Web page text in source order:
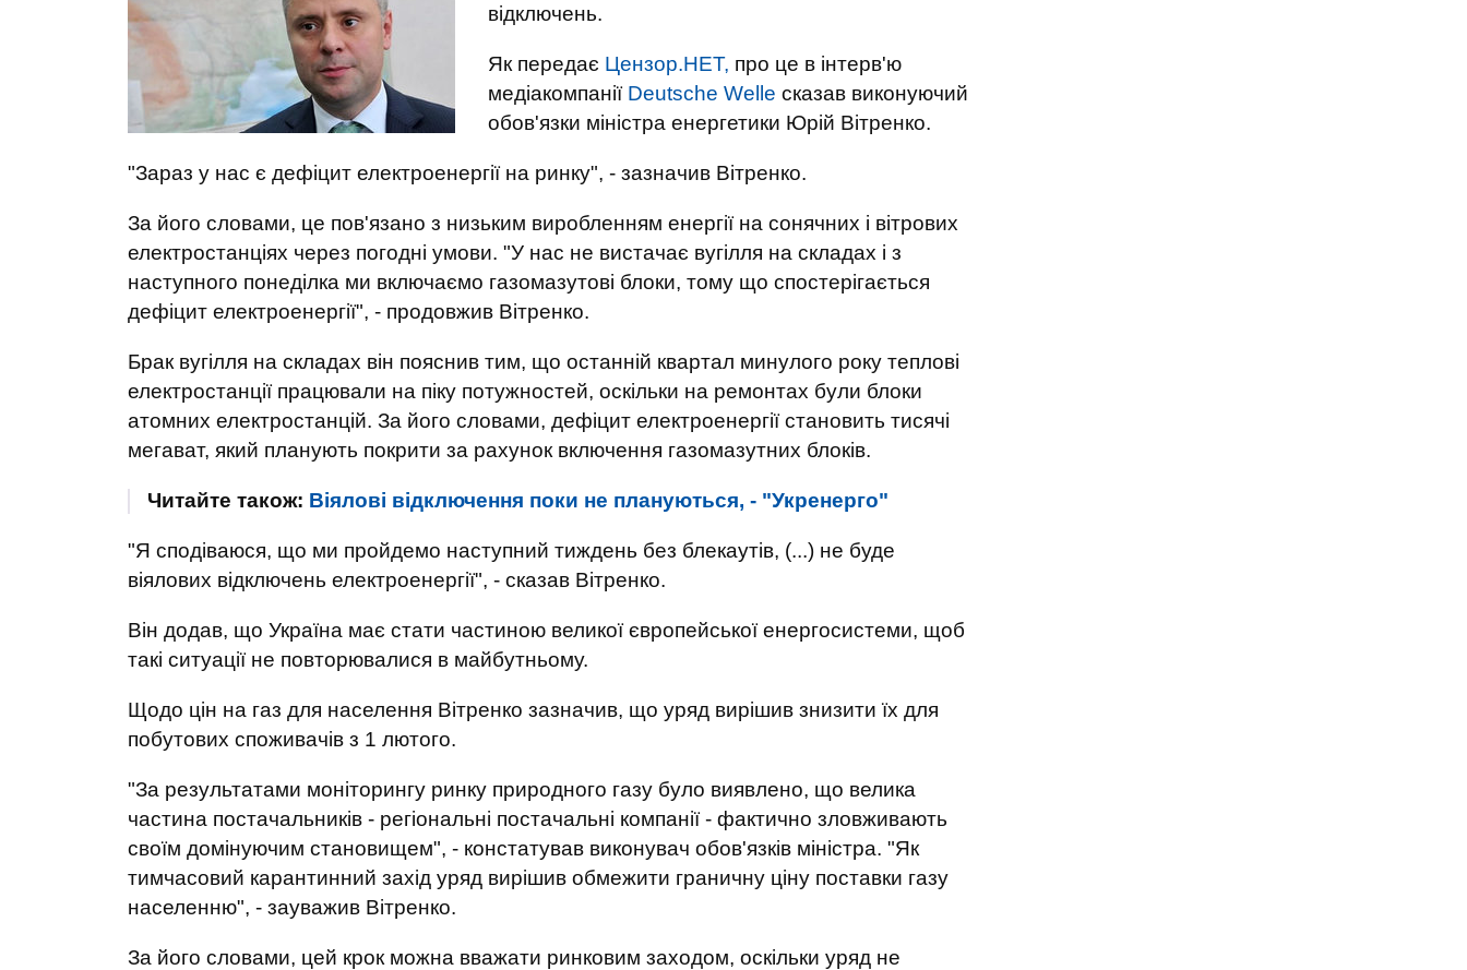
відключень.
Як передає Цензор.НЕТ, про це в інтерв'ю
медіакомпанії Deutsche Welle сказав виконуючий
обов'язки міністра енергетики Юрій Вітренко.
"Зараз у нас є дефіцит електроенергії на ринку", - зазначив Вітренко.
За його словами, це пов'язано з низьким виробленням енергії на сонячних і вітрових
електростанціях через погодні умови. "У нас не вистачає вугілля на складах і з
наступного понеділка ми включаємо газомазутові блоки, тому що спостерігається
дефіцит електроенергії", - продовжив Вітренко.
Брак вугілля на складах він пояснив тим, що останній квартал минулого року теплові
електростанції працювали на піку потужностей, оскільки на ремонтах були блоки
атомних електростанцій. За його словами, дефіцит електроенергії становить тисячі
мегават, який планують покрити за рахунок включення газомазутних блоків.
Читайте також: Віялові відключення поки не плануються, - "Укренерго"
"Я сподіваюся, що ми пройдемо наступний тиждень без блекаутів, (...) не буде
віялових відключень електроенергії", - сказав Вітренко.
Він додав, що Україна має стати частиною великої європейської енергосистеми, щоб
такі ситуації не повторювалися в майбутньому.
Щодо цін на газ для населення Вітренко зазначив, що уряд вирішив знизити їх для
побутових споживачів з 1 лютого.
"За результатами моніторингу ринку природного газу було виявлено, що велика
частина постачальників - регіональні постачальні компанії - фактично зловживають
своїм домінуючим становищем", - констатував виконувач обов'язків міністра. "Як
тимчасовий карантинний захід уряд вирішив обмежити граничну ціну поставки газу
населенню", - зауважив Вітренко.
За його словами, цей крок можна вважати ринковим заходом, оскільки уряд не